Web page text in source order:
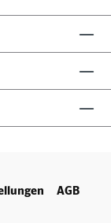
AGB